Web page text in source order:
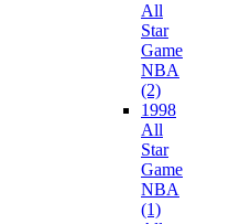
All
Star
Game
NBA
(2)
1998
All
Star
Game
NBA
(1)